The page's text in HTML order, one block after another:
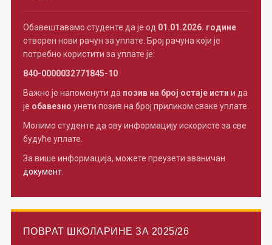
Обавештавамо студенте да је од 01.01.2026. године
отворен нови рачун за уплате. Број рачуна који је
потребно користити за уплате је:
840-0000032771845-10
Важно је напоменути да позив на број остаје исти и да
је обавезно унети позив на број приликом сваке уплате.
Молимо студенте да ову информацију искористе за све
будуће уплате.
За више информација, можете преузети званичан
документ.
ПОВРАТ ШКОЛАРИНЕ ЗА 2025/26